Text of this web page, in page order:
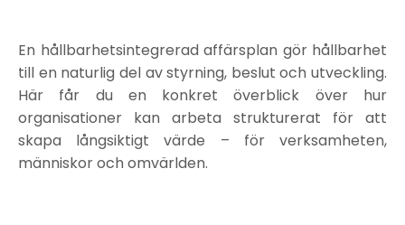
En hållbarhetsintegrerad affärsplan gör hållbarhet
till en naturlig del av styrning, beslut och utveckling.
Här får du en konkret överblick över hur
organisationer kan arbeta strukturerat för att
skapa långsiktigt värde – för verksamheten,
människor och omvärlden.